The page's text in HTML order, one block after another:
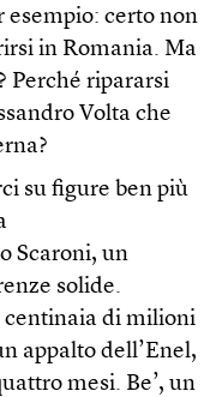
esempio: certo non
in Romania. Ma
Perché ripararsi
Volta che
su figure ben più
Scaroni, un
solide.
centinaia di milioni
appalto dell’Enel,
mesi. Be’, un